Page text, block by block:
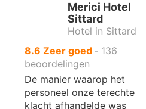
Merici Hotel
Sittard
Hotel in Sittard
8.6 uit
10
,
Zeer goed ‐ 136
beoordelingen
De manier waarop het
personeel onze terechte
klacht afhandelde was